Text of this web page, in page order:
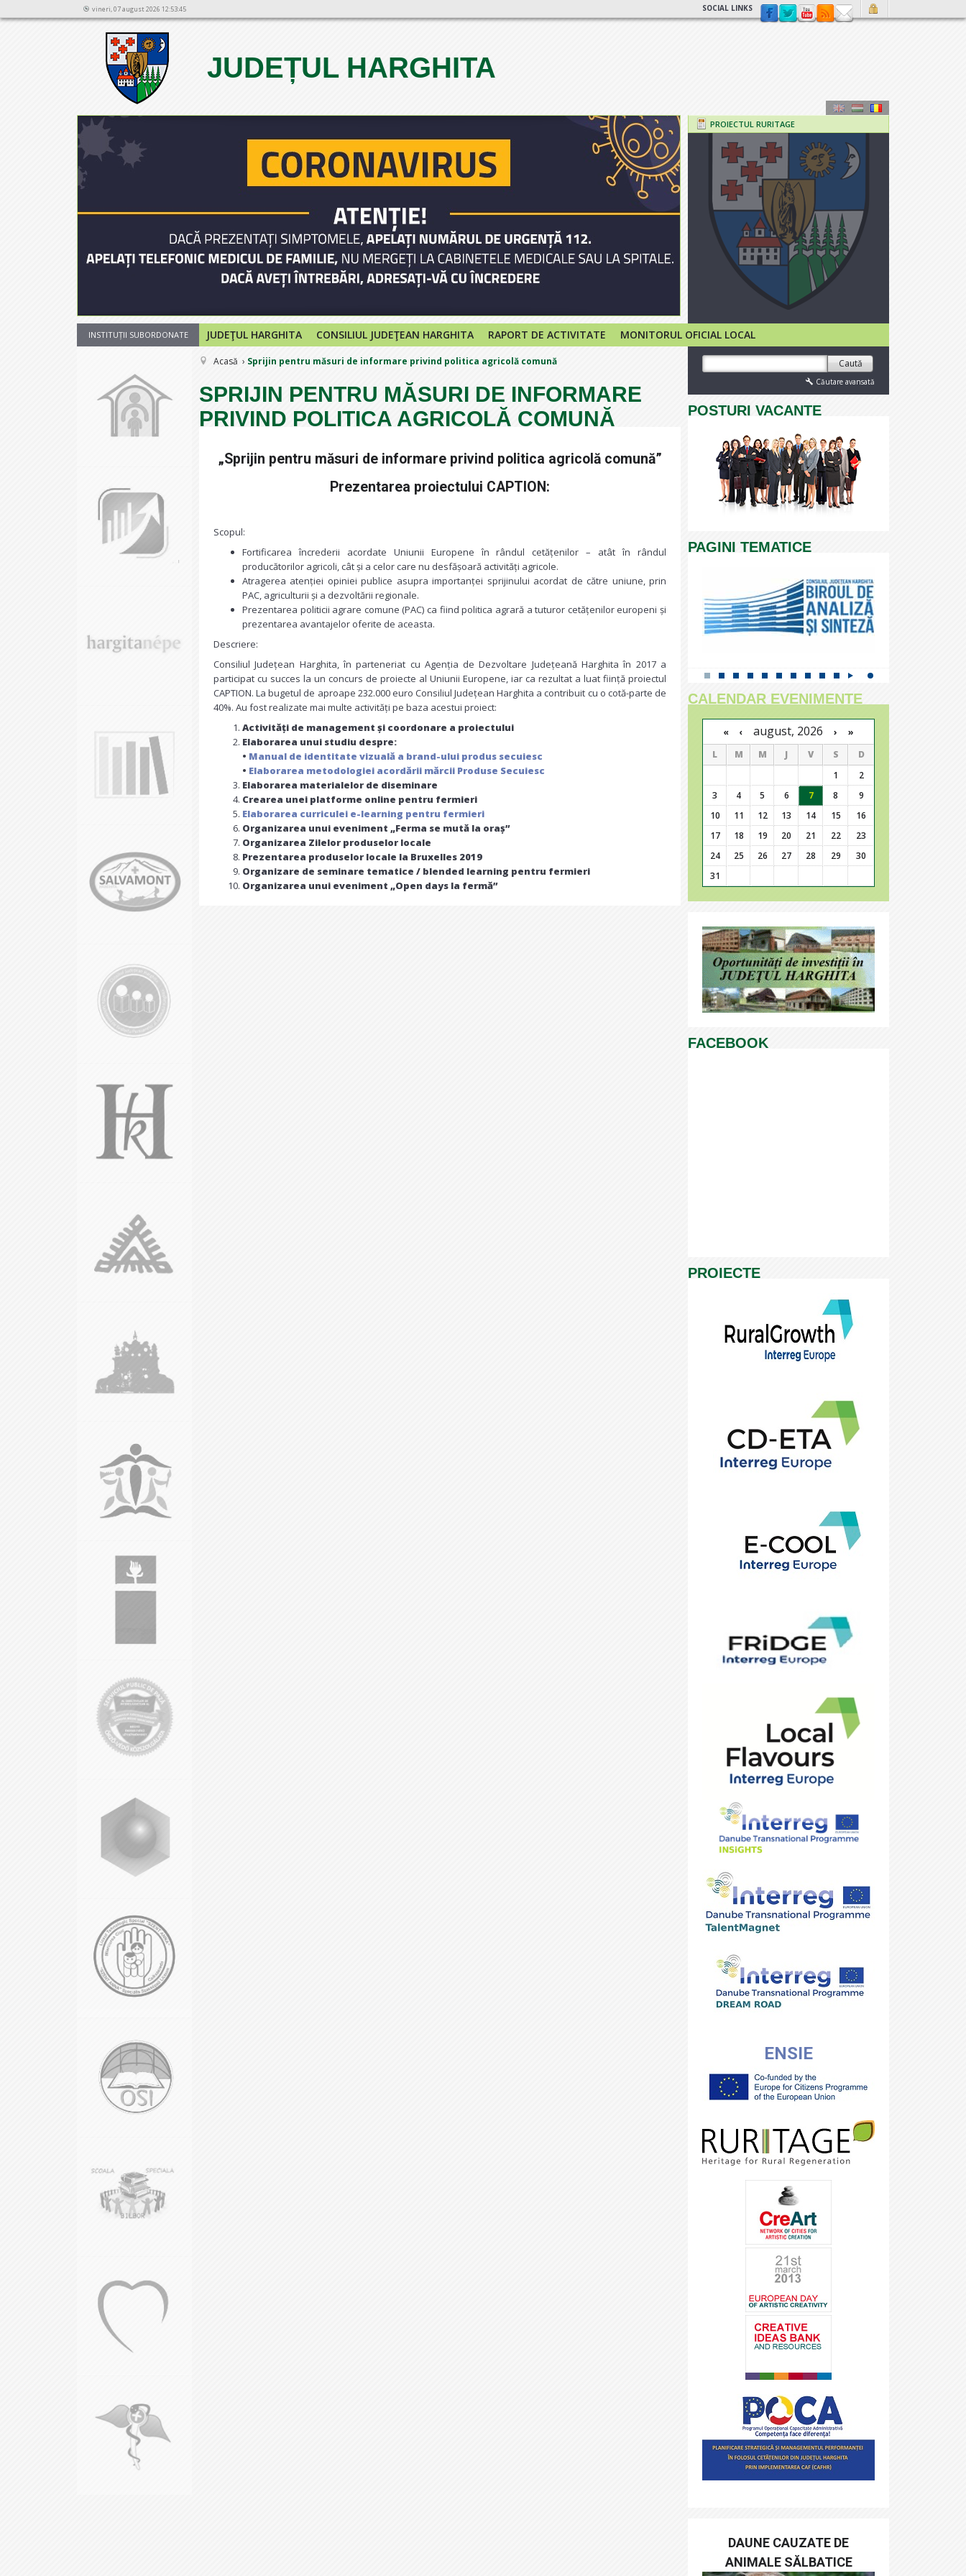
vineri, 07 august 2026 12:53:45 SOCIAL LINKS
JUDEȚUL HARGHITA
12
PROIECTUL RURITAGE
INSTITUȚII SUBORDONATE JUDEŢUL HARGHITA CONSILIUL JUDEŢEAN HARGHITA RAPORT DE ACTIVITATE MONITORUL OFICIAL LOCAL
Acasă Sprijin pentru măsuri de informare privind politica agricolă comună
SPRIJIN PENTRU MĂSURI DE INFORMARE
PRIVIND POLITICA AGRICOLĂ COMUNĂ
„Sprijin pentru măsuri de informare privind politica agricolă comună”
Prezentarea proiectului CAPTION:
Scopul:
Fortificarea încrederii acordate Uniunii Europene în rândul cetățenilor – atât în rândul
producătorilor agricoli, cât și a celor care nu desfășoară activități agricole.
Atragerea atenției opiniei publice asupra importanței sprijinului acordat de către uniune, prin
PAC, agriculturii și a dezvoltării regionale.
Prezentarea politicii agrare comune (PAC) ca fiind politica agrară a tuturor cetățenilor europeni și
prezentarea avantajelor oferite de aceasta.
Descriere:
Consiliul Județean Harghita, în parteneriat cu Agenția de Dezvoltare Județeană Harghita în 2017 a
participat cu succes la un concurs de proiecte al Uniunii Europene, iar ca rezultat a luat ființă proiectul
CAPTION. La bugetul de aproape 232.000 euro Consiliul Județean Harghita a contribuit cu o cotă-parte de
40%. Au fost realizate mai multe activități pe baza acestui proiect:
Activități de management și coordonare a proiectului
Elaborarea unui studiu despre:
• Manual de identitate vizuală a brand-ului produs secuiesc
• Elaborarea metodologiei acordării mărcii Produse Secuiesc
Elaborarea materialelor de diseminare
Crearea unei platforme online pentru fermieri
Elaborarea curriculei e-learning pentru fermieri
Organizarea unui eveniment „Ferma se mută la oraș”
Organizarea Zilelor produselor locale
Prezentarea produselor locale la Bruxelles 2019
Organizare de seminare tematice / blended learning pentru fermieri
Organizarea unui eveniment „Open days la fermă”
Caută
Căutare avansată
POSTURI VACANTE
PAGINI TEMATICE
CALENDAR EVENIMENTE
« ‹ august, 2026 › »
L M M J V S
D
1
2
3
4 5 6 7 8
9
10
11 12 13 14 15
16
17
18 19 20 21 22
23
24
25 26 27 28 29
30
31
FACEBOOK
PROIECTE
ENSIE
DAUNE CAUZATE DE
ANIMALE SĂLBATICE